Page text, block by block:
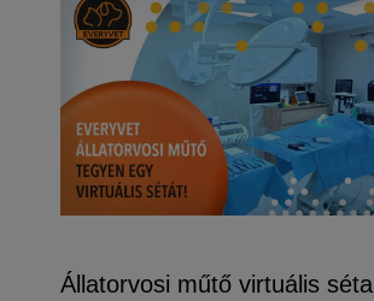
Állatorvosi műtő virtuális séta